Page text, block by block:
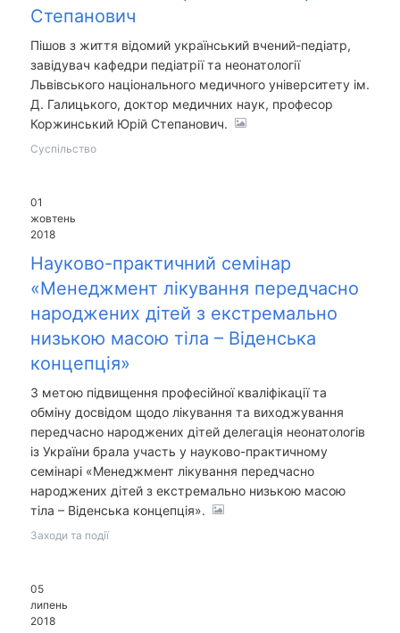
Степанович
Пішов з життя відомий український вчений-педіатр,
завідувач кафедри педіатрії та неонатології
Львівського національного медичного університету ім.
Д. Галицького, доктор медичних наук, професор
Коржинський Юрій Степанович.
Суспільство
01
жовтень
2018
Науково-практичний семінар
«Менеджмент лікування передчасно
народжених дітей з екстремально
низькою масою тіла – Віденська
концепція»
З метою підвищення професійної кваліфікації та
обміну досвідом щодо лікування та виходжування
передчасно народжених дітей делегація неонатологів
із України брала участь у науково-практичному
семінарі «Менеджмент лікування передчасно
народжених дітей з екстремально низькою масою
тіла – Віденська концепція».
Заходи та події
05
липень
2018